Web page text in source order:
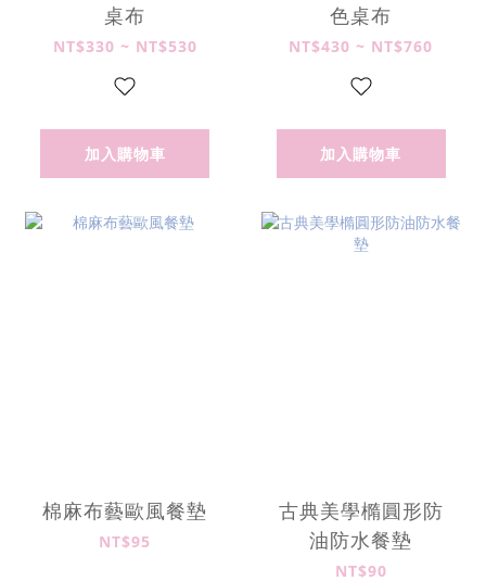
桌布
NT$330 ~ NT$530
加入購物車
色桌布
NT$430 ~ NT$760
加入購物車
棉麻布藝歐風餐墊
NT$95
古典美學橢圓形防
油防水餐墊
NT$90